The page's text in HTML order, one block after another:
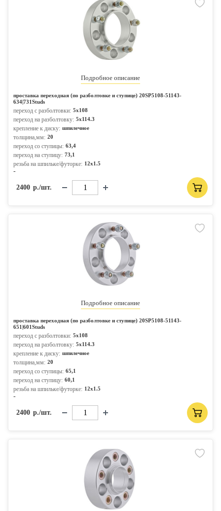
Подробное описание
проставка переходная (по разболтовке и ступице) 20SP5108-51143-
634|731Studs
переход с разболтовки: 5x108
переход на разболтовку: 5x114.3
крепление к диску: шпилечное
толщина,мм: 20
переход со ступицы: 63,4
переход на ступицу: 73,1
резьба на шпильке/футорке: 12x1.5
-
2400 р./шт.
Подробное описание
проставка переходная (по разболтовке и ступице) 20SP5108-51143-
651|601Studs
переход с разболтовки: 5x108
переход на разболтовку: 5x114.3
крепление к диску: шпилечное
толщина,мм: 20
переход со ступицы: 65,1
переход на ступицу: 60,1
резьба на шпильке/футорке: 12x1.5
-
2400 р./шт.